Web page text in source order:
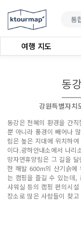
여행 지도
동
강원특별자
동강은 천혜의 환경을 간
뿐 아니라 풍경이 빼어나
림은 높은 지대에 위치하
이다.광하안내소에서 나리
망자연휴양림은 그 길을
한 해발 600m의 산기슭에
는 캠핑을 즐길 수 있는데,
샤워실 등의 캠핑 편의시
장소로 많은 사람들이 찾